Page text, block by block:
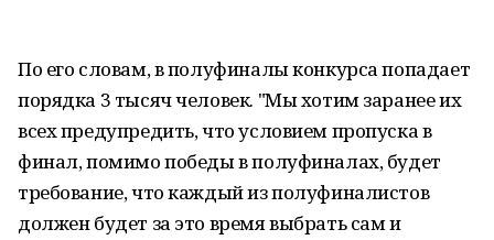
По его словам, в полуфиналы конкурса попадает
порядка 3 тысяч человек. "Мы хотим заранее их
всех предупредить, что условием пропуска в
финал, помимо победы в полуфиналах, будет
требование, что каждый из полуфиналистов
должен будет за это время выбрать сам и